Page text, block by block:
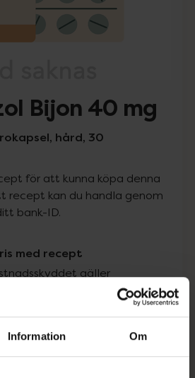
Information Om
Bijon 40 mg
hård, 30
för att kunna köpa denna
recept kan du handla genom
bank-ID.
med recept
gäller
kr
apotek:71,95 kr